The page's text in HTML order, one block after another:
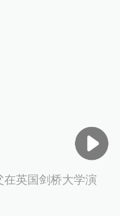
英国剑桥大学演